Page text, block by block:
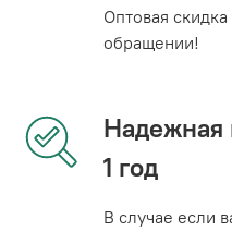
Оптовая
обращении!
Надежная
1 год
В случае если